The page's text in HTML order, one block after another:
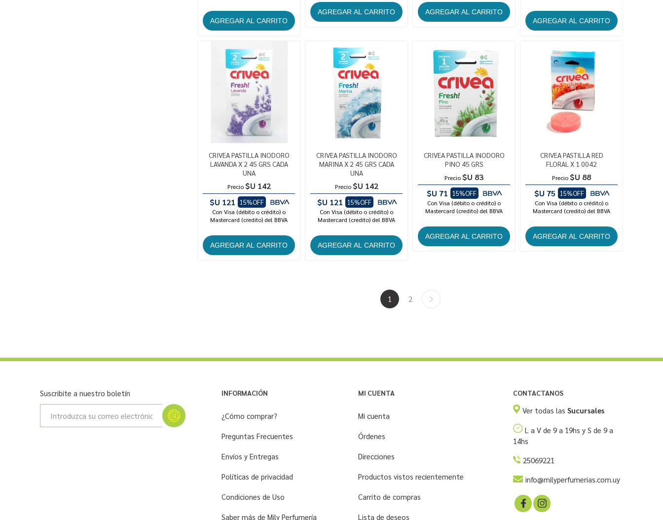
CRIVEA PASTILLA INODORO
LAVANDA X 2 45 GRS CADA
UNA
Precio $U 142
$U 121
15%OFF
Con Visa (débito o crédito) o
Mastercard (credito) del BBVA
CRIVEA PASTILLA INODORO
MARINA X 2 45 GRS CADA
UNA
Precio $U 142
$U 121
15%OFF
Con Visa (débito o crédito) o
Mastercard (credito) del BBVA
CRIVEA PASTILLA INODORO
PINO 45 GRS
Precio $U 83
$U 71
15%OFF
Con Visa (débito o crédito) o
Mastercard (credito) del BBVA
CRIVEA PASTILLA RED
FLORAL X 1 0042
Precio $U 88
$U 75
15%OFF
Con Visa (débito o crédito) o
Mastercard (credito) del BBVA
1 2
Suscribite a nuestro boletín INFORMACIÓN
¿Cómo comprar?
Preguntas Frecuentes
Envíos y Entregas
Políticas de privacidad
Condiciones de Uso
Saber más de Mily Perfumería
MI CUENTA
Mi cuenta
Órdenes
Direcciones
Productos vistos recientemente
Carrito de compras
Lista de deseos
CONTACTANOS
Ver todas las Sucursales
L a V de 9 a 19hs y S de 9 a
14hs
25069221
info@milyperfumerias.com.uy